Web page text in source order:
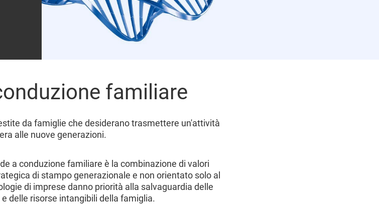
familiare
da famiglie che desiderano trasmettere un'attività
alle nuove generazioni.
a conduzione familiare è la combinazione di valori
di stampo generazionale e non orientato solo al
di imprese danno priorità alla salvaguardia delle
delle risorse intangibili della famiglia.